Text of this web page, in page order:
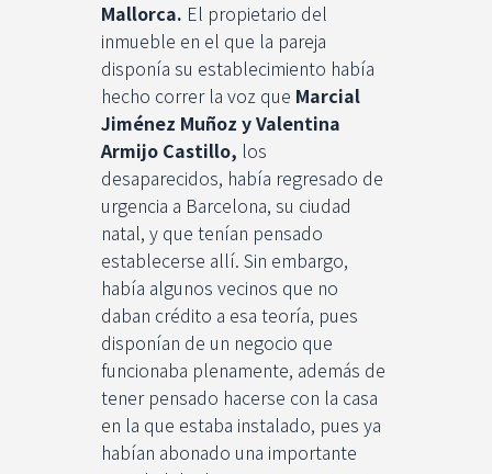
Mallorca. El propietario del
inmueble en el que la pareja
disponía su establecimiento había
hecho correr la voz que Marcial
Jiménez Muñoz y Valentina
Armijo Castillo, los
desaparecidos, había regresado de
urgencia a Barcelona, su ciudad
natal, y que tenían pensado
establecerse allí. Sin embargo,
había algunos vecinos que no
daban crédito a esa teoría, pues
disponían de un negocio que
funcionaba plenamente, además de
tener pensado hacerse con la casa
en la que estaba instalado, pues ya
habían abonado una importante